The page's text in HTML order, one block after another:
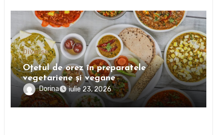
Diverse
Oțetul de orez în preparatele
vegetariene și vegane
Dorina iulie 23, 2026